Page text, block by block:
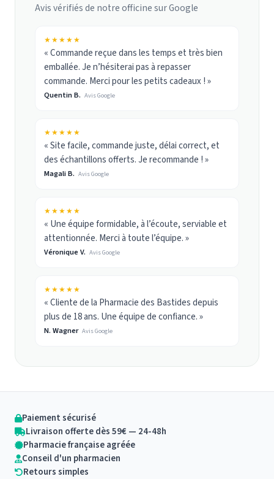
Avis vérifiés de notre officine sur Google
★★★★★
« Commande reçue dans les temps et très bien
emballée. Je n’hésiterai pas à repasser
commande. Merci pour les petits cadeaux ! »
Quentin B. Avis Google
★★★★★
« Site facile, commande juste, délai correct, et
des échantillons offerts. Je recommande ! »
Magali B. Avis Google
★★★★★
« Une équipe formidable, à l’écoute, serviable et
attentionnée. Merci à toute l’équipe. »
Véronique V. Avis Google
★★★★★
« Cliente de la Pharmacie des Bastides depuis
plus de 18 ans. Une équipe de confiance. »
N. Wagner Avis Google
Paiement sécurisé
Livraison offerte dès 59€ — 24-48h
Pharmacie française agréée
Conseil d'un pharmacien
Retours simples